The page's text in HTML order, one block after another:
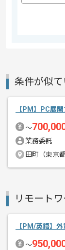
その他募集要
条件が似
【PM】PC展
〜
業務委託
田町（東京都
リモート
【PM/英語】
〜